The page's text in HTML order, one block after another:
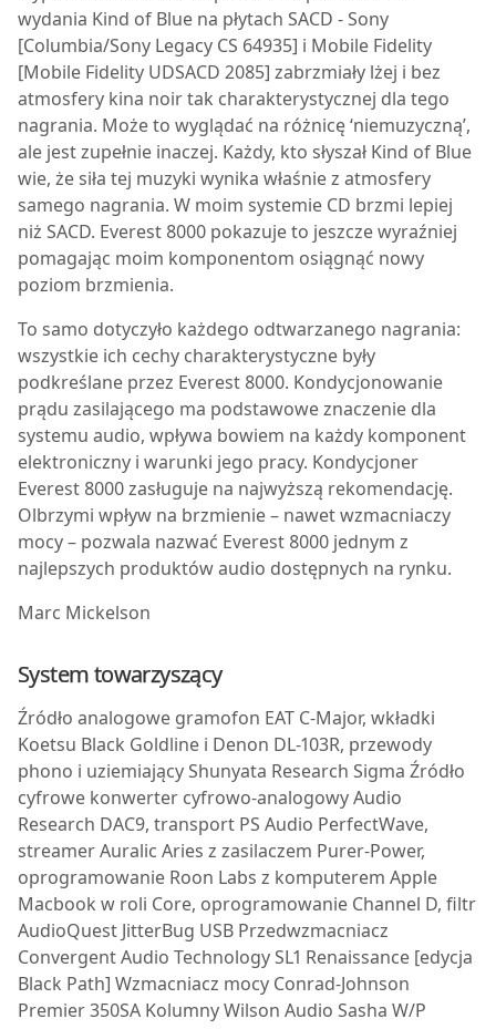
wydania Kind of Blue na płytach SACD - Sony
[Columbia/Sony Legacy CS 64935] i Mobile Fidelity
[Mobile Fidelity UDSACD 2085] zabrzmiały lżej i bez
atmosfery kina noir tak charakterystycznej dla tego
nagrania. Może to wyglądać na różnicę ‘niemuzyczną’,
ale jest zupełnie inaczej. Każdy, kto słyszał Kind of Blue
wie, że siła tej muzyki wynika właśnie z atmosfery
samego nagrania. W moim systemie CD brzmi lepiej
niż SACD. Everest 8000 pokazuje to jeszcze wyraźniej
pomagając moim komponentom osiągnąć nowy
poziom brzmienia.
To samo dotyczyło każdego odtwarzanego nagrania:
wszystkie ich cechy charakterystyczne były
podkreślane przez Everest 8000. Kondycjonowanie
prądu zasilającego ma podstawowe znaczenie dla
systemu audio, wpływa bowiem na każdy komponent
elektroniczny i warunki jego pracy. Kondycjoner
Everest 8000zasługuje na najwyższą rekomendację.
Olbrzymi wpływ na brzmienie – nawet wzmacniaczy
mocy – pozwala nazwać Everest 8000 jednym z
najlepszych produktów audio dostępnych na rynku.
Marc Mickelson
System towarzyszący
Źródło analogowe gramofon EAT C-Major, wkładki
Koetsu Black Goldline i Denon DL-103R, przewody
phono i uziemiający Shunyata Research Sigma Źródło
cyfrowe konwerter cyfrowo-analogowy Audio
Research DAC9, transport PS Audio PerfectWave,
streamer Auralic Aries z zasilaczem Purer-Power,
oprogramowanie Roon Labs z komputerem Apple
Macbook w roli Core, oprogramowanie Channel D, filtr
AudioQuest JitterBug USB Przedwzmacniacz
Convergent Audio Technology SL1 Renaissance [edycja
Black Path] Wzmacniacz mocy Conrad-Johnson
Premier 350SA KolumnyWilson Audio Sasha W/P